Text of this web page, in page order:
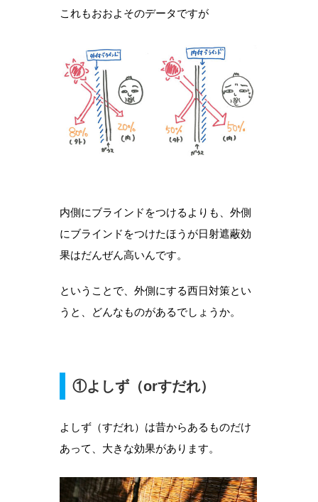
これもおおよそのデータですが
内側にブラインドをつけるよりも、外側
にブラインドをつけたほうが日射遮蔽効
果はだんぜん高いんです。
ということで、外側にする西日対策とい
うと、どんなものがあるでしょうか。
①よしず（orすだれ）
よしず（すだれ）は昔からあるものだけ
あって、大きな効果があります。